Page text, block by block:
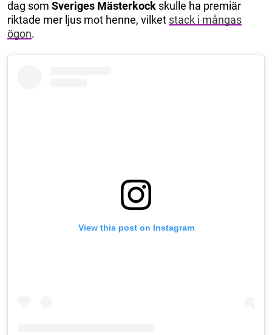
dag som Sveriges Mästerkock skulle ha premiär
riktade mer ljus mot henne, vilket stack i mångas
ögon.
View this post on Instagram